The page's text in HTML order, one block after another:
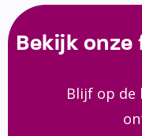
Bekijk
Blijf op de